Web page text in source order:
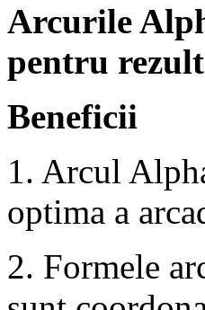
Arcurile
pentru
Beneficii
1. Arcul
optima a
2. Formele